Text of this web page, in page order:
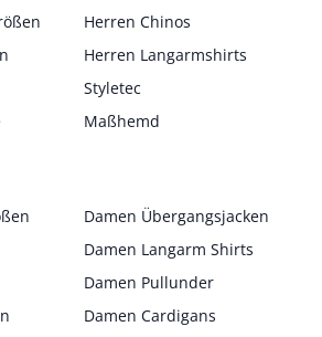
Herren Chinos
Herren Langarmshirts
Styletec
Maßhemd
Damen Übergangsjacken
Damen Langarm Shirts
Damen Pullunder
Damen Cardigans